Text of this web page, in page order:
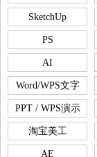
SketchUp
PS
AI
Word/WPS文字
PPT / WPS演示
淘宝美工
AE